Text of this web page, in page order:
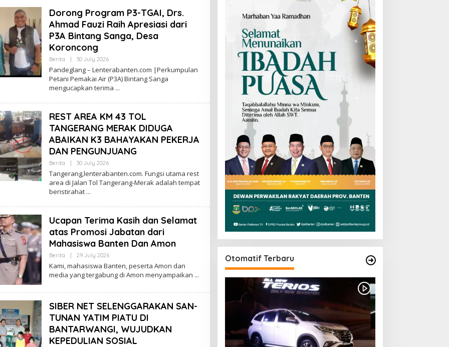
Dorong Program P3-TGAI, Drs.
Ahmad Fauzi Raih Apresiasi dari
P3A Bintang Sanga, Desa
Koroncong
Berita 30 July 2026By
Pandeglang – Lenterabanten.com |Perkumpulan
Petani Pemakai Air (P3A) Bintang Sanga
mengucapkan terima
REST AREA KM 43 TOL
TANGERANG MERAK DIDUGA
ABAIKAN K3 BAHAYAKAN PEKERJA
DAN PENGUNJUANG
Berita 30 July 2026By
Tangerang,lenterabanten.com. Fungsi utama rest
area di Jalan Tol Tangerang-Merak adalah tempat
beristirahat
Ucapan Terima Kasih dan Selamat
atas Promosi Jabatan dari
Mahasiswa Banten Dan Amon
Berita 29 July 2026By
Kami, mahasiswa Banten, peserta Amon dan
media yang tergabung di Amon menyampaikan
SIBER NET SELENGGARAKAN SAN-
TUNAN YATIM PIATU DI
BANTARWANGI, WUJUDKAN
KEPEDULIAN SOSIAL
Otomatif Terbaru